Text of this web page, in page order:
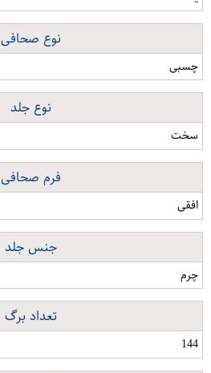
نوع صحافی
چسبی
نوع جلد
سخت
فرم صحافی
افقی
جنس جلد
چرم
تعداد برگ
144